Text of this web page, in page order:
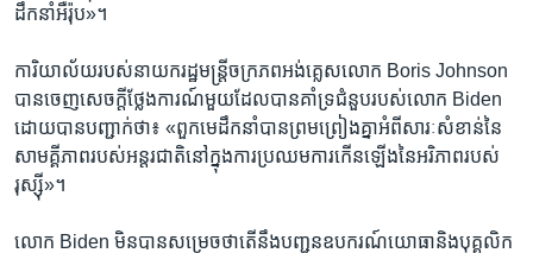
ដឹកនាំ​អឺរ៉ុប»។
ការិយាល័យ​របស់​នាយក​រដ្ឋមន្ត្រី​ចក្រភព​អង់គ្លេស​លោក Boris Johnson
បាន​ចេញ​សេចក្តីថ្លែងការណ៍​មួយ​ដែល​បាន​គាំទ្រ​ជំនួប​របស់​លោក Biden
ដោយ​បាន​បញ្ជាក់​ថា៖ «ពួក​មេដឹកនាំ​បាន​ព្រមព្រៀង​គ្នា​អំពី​សារៈសំខាន់​នៃ​
សាមគ្គីភាព​របស់​អន្តរជាតិនៅ​ក្នុង​ការប្រឈម​ការកើន​ឡើង​នៃ​អរិភាព​របស់​
រុស្ស៊ី»។
លោក Biden មិន​បាន​សម្រេច​ថាតើ​នឹង​បញ្ជូន​ឧបករណ៍​យោធា​និង​បុគ្គលិក​